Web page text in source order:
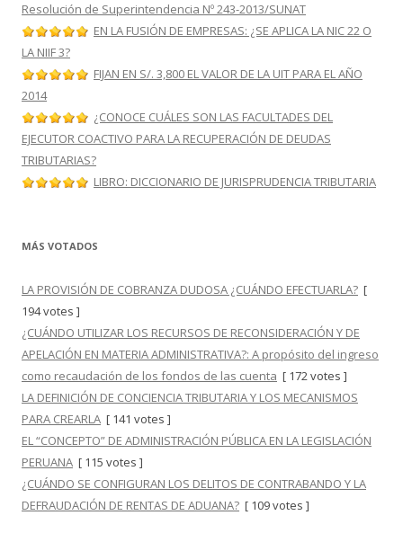
Resolución de Superintendencia Nº 243-2013/SUNAT
EN LA FUSIÓN DE EMPRESAS: ¿SE APLICA LA NIC 22 O
LA NIIF 3?
FIJAN EN S/. 3,800 EL VALOR DE LA UIT PARA EL AÑO
2014
¿CONOCE CUÁLES SON LAS FACULTADES DEL
EJECUTOR COACTIVO PARA LA RECUPERACIÓN DE DEUDAS
TRIBUTARIAS?
LIBRO: DICCIONARIO DE JURISPRUDENCIA TRIBUTARIA
MÁS VOTADOS
LA PROVISIÓN DE COBRANZA DUDOSA ¿CUÁNDO EFECTUARLA? [
194 votes ]
¿CUÁNDO UTILIZAR LOS RECURSOS DE RECONSIDERACIÓN Y DE
APELACIÓN EN MATERIA ADMINISTRATIVA?: A propósito del ingreso
como recaudación de los fondos de las cuenta [ 172 votes ]
LA DEFINICIÓN DE CONCIENCIA TRIBUTARIA Y LOS MECANISMOS
PARA CREARLA [ 141 votes ]
EL “CONCEPTO” DE ADMINISTRACIÓN PÚBLICA EN LA LEGISLACIÓN
PERUANA [ 115 votes ]
¿CUÁNDO SE CONFIGURAN LOS DELITOS DE CONTRABANDO Y LA
DEFRAUDACIÓN DE RENTAS DE ADUANA? [ 109 votes ]